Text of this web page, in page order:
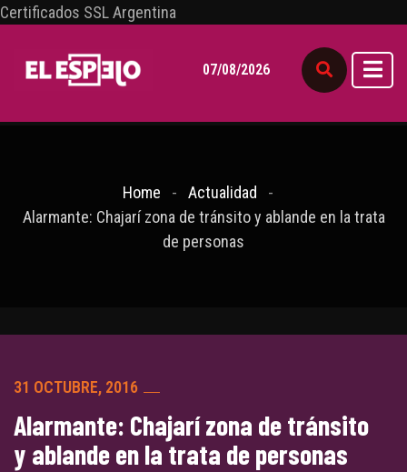
Certificados SSL Argentina
07/08/2026
Home
Actualidad
Alarmante: Chajarí zona de tránsito y ablande en la trata
de personas
31 OCTUBRE, 2016
Alarmante: Chajarí zona de tránsito
y ablande en la trata de personas